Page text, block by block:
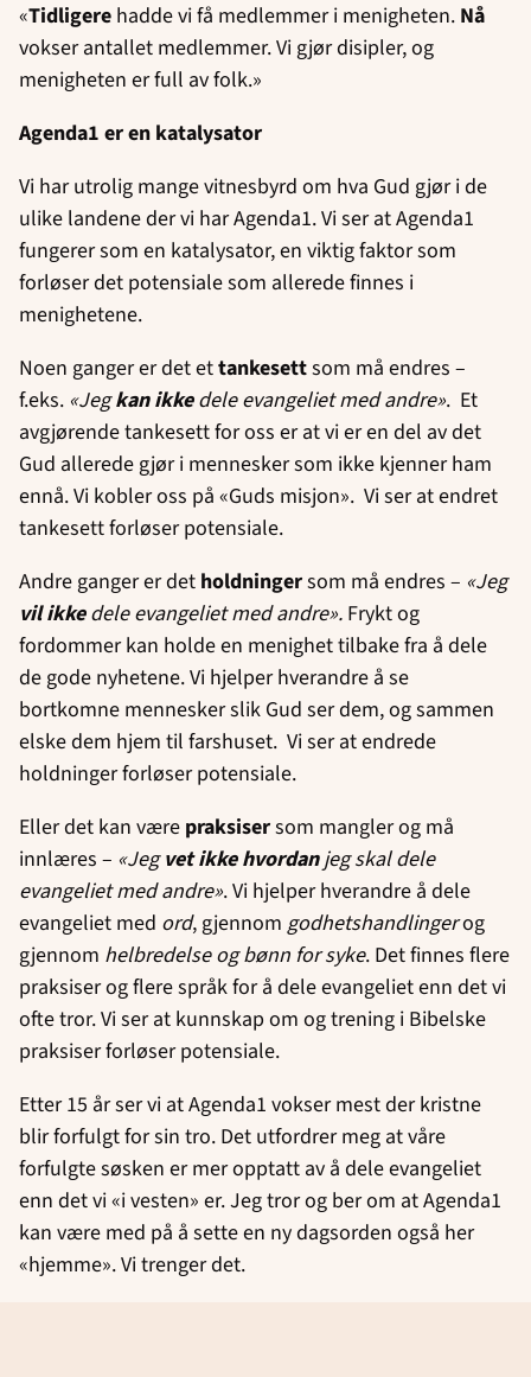
«Tidligere hadde vi få medlemmer i menigheten. Nå
vokser antallet medlemmer. Vi gjør disipler, og
menigheten er full av folk.»
Agenda1 er en katalysator
Vi har utrolig mange vitnesbyrd om hva Gud gjør i de
ulike landene der vi har Agenda1. Vi ser at Agenda1
fungerer som en katalysator, en viktig faktor som
forløser det potensiale som allerede finnes i
menighetene.
Noen ganger er det ettankesettsom må endres –
f.eks. «Jegkan ikkedele evangeliet med andre». Et
avgjørende tankesett for oss er at vi er en del av det
Gud allerede gjør i mennesker som ikke kjenner ham
ennå. Vi kobler oss på «Guds misjon». Vi ser at endret
tankesett forløser potensiale.
Andre ganger er det holdningersom må endres – «Jeg
vil ikkedele evangeliet med andre». Frykt og
fordommer kan holde en menighet tilbake fra å dele
de gode nyhetene. Vi hjelper hverandre å se
bortkomne mennesker slik Gud ser dem, og sammen
elske dem hjem til farshuset. Vi ser at endrede
holdninger forløser potensiale.
Eller det kan være praksisersom mangler og må
innlæres – «Jegvet ikke hvordanjeg skal dele
evangeliet med andre». Vi hjelper hverandre å dele
evangeliet med ord, gjennom godhetshandlingerog
gjennom helbredelse og bønn for syke. Det finnes flere
praksiser og flere språk for å dele evangeliet enn det vi
ofte tror. Vi ser at kunnskap om og trening i Bibelske
praksiser forløser potensiale.
Etter 15 år ser vi at Agenda1 vokser mest der kristne
blir forfulgt for sin tro. Det utfordrer meg at våre
forfulgte søsken er mer opptatt av å dele evangeliet
enn det vi «i vesten» er. Jeg tror og ber om at Agenda1
kan være med på å sette en ny dagsorden også her
«hjemme». Vi trenger det.